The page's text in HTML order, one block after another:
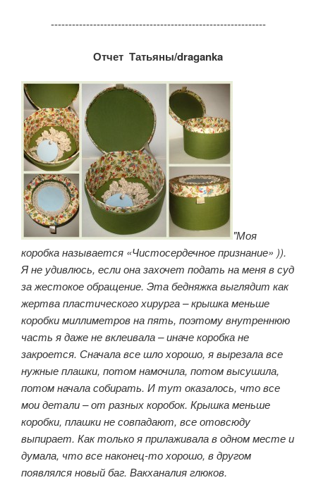
-------------------------------------------------------------
Отчет Татьяны/draganka
"Моя
коробка называется «Чистосердечное признание» )).
Я не удивлюсь, если она захочет подать на меня в суд
за жестокое обращение. Эта бедняжка выглядит как
жертва пластического хирурга – крышка меньше
коробки миллиметров на пять, поэтому внутреннюю
часть я даже не вклеивала – иначе коробка не
закроется. Сначала все шло хорошо, я вырезала все
нужные плашки, потом намочила, потом высушила,
потом начала собирать. И тут оказалось, что все
мои детали – от разных коробок. Крышка меньше
коробки, плашки не совпадают, все отовсюду
выпирает. Как только я прилаживала в одном месте и
думала, что все наконец-то хорошо, в другом
появлялся новый баг. Вакханалия глюков.